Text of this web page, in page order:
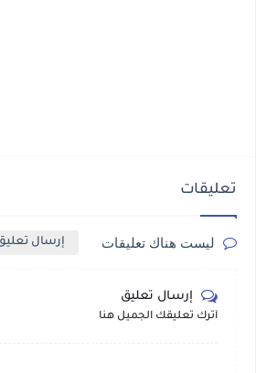
تعليقات
ليست هناك تعليقات إرسال
إرسال تعليق
أترك تعليقك الجميل هنا